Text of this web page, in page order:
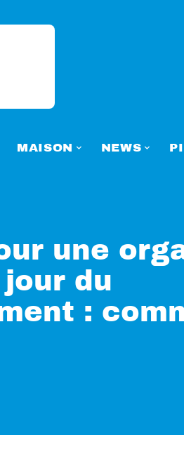
MAISON NEWS
une
du
: